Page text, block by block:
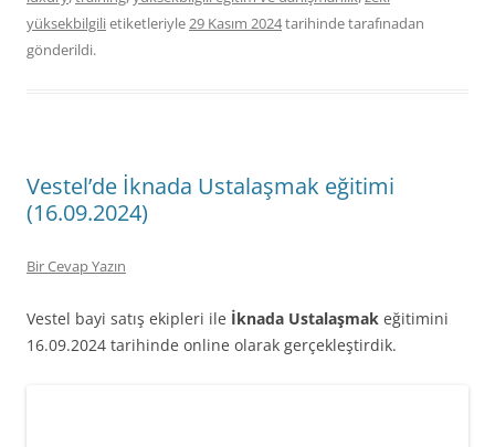
yüksekbilgilietiketleriyle29 Kasım 2024tarihindetarafınadan
gönderildi.
Vestel’de İknada Ustalaşmak eğitimi
(16.09.2024)
Bir Cevap Yazın
Vestel bayi satış ekipleri ile İknada Ustalaşmak eğitimini
16.09.2024 tarihinde online olarak gerçekleştirdik.